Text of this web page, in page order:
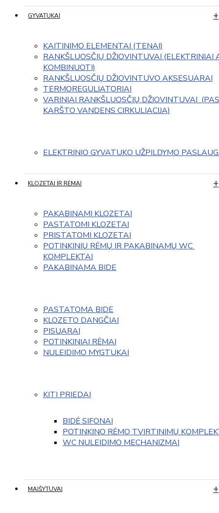
GYVATUKAI
KAITINIMO ELEMENTAI (TENAI)
RANKŠLUOSČIŲ DŽIOVINTUVAI (ELEKTRINIAI
KOMBINUOTI)
RANKŠLUOSČIŲ DŽIOVINTUVO AKSESUARAI
TERMOREGULIATORIAI
VARINIAI RANKŠLUOSČIŲ DŽIOVINTUVAI
KARŠTO VANDENS CIRKULIACIJA)
ELEKTRINIO GYVATUKO UŽPILDYMO
KLOZETAI IR RĖMAI
PAKABINAMI KLOZETAI
PASTATOMI KLOZETAI
PRISTATOMI KLOZETAI
POTINKINIŲ RĖMŲ IR PAKABINAMŲ WC
KOMPLEKTAI
PAKABINAMA BIDE
PASTATOMA BIDE
KLOZETO DANGČIAI
PISUARAI
POTINKINIAI RĖMAI
NULEIDIMO MYGTUKAI
KITI PRIEDAI
BIDĖ SIFONAI
POTINKINO RĖMO TVIRTINIMŲ
WC NULEIDIMO MECHANIZMAI
MAIŠYTUVAI